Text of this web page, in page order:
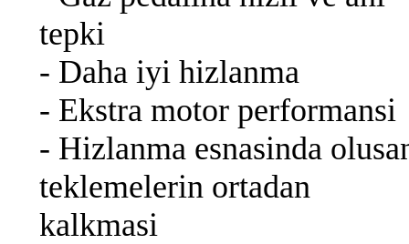
tepki
- Daha iyi hizlanma
- Ekstra motor performansi
- Hizlanma esnasinda
teklemelerin ortadan
kalkmasi